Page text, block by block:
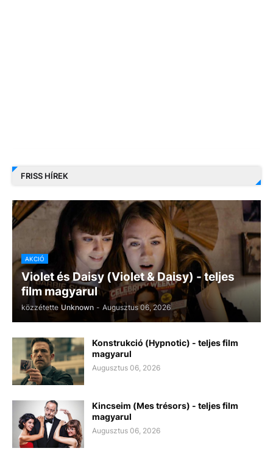
FRISS HÍREK
AKCIÓ
Violet és Daisy (Violet & Daisy) - teljes
film magyarul
közzétette Unknown - Augusztus 06, 2026
Konstrukció (Hypnotic) - teljes film
magyarul
Augusztus 06, 2026
Kincseim (Mes trésors) - teljes film
magyarul
Augusztus 06, 2026